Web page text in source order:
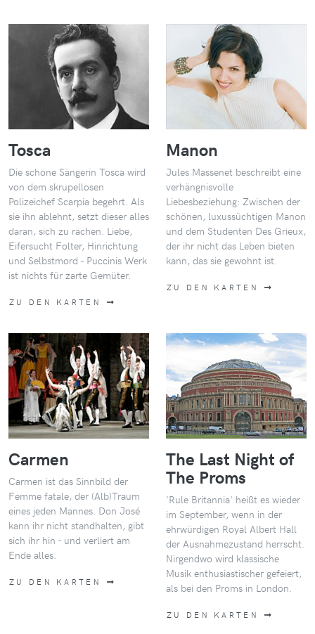
Tosca
Die schöne Sängerin Tosca wird
von dem skrupellosen
Polizeichef Scarpia begehrt. Als
sie ihn ablehnt, setzt dieser alles
daran, sich zu rächen. Liebe,
Eifersucht Folter, Hinrichtung
und Selbstmord - Puccinis Werk
ist nichts für zarte Gemüter.
ZU DEN KARTEN
Manon
Jules Massenet beschreibt eine
verhängnisvolle
Liebesbeziehung: Zwischen der
schönen, luxussüchtigen Manon
und dem Studenten Des Grieux,
der ihr nicht das Leben bieten
kann, das sie gewohnt ist.
ZU DEN KARTEN
Carmen
Carmen ist das Sinnbild der
Femme fatale, der (Alb)Traum
eines jeden Mannes. Don José
kann ihr nicht standhalten, gibt
sich ihr hin - und verliert am
Ende alles.
ZU DEN KARTEN
The Last Night of
The Proms
'Rule Britannia' heißt es wieder
im September, wenn in der
ehrwürdigen Royal Albert Hall
der Ausnahmezustand herrscht.
Nirgendwo wird klassische
Musik enthusiastischer gefeiert,
als bei den Proms in London.
ZU DEN KARTEN